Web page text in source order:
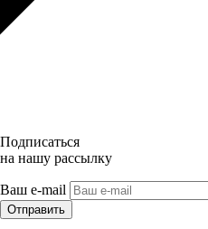
Подписаться
на нашу рассылку
Ваш e-mail
Отправить